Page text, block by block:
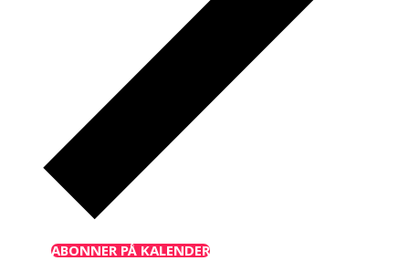
ABONNER PÅ KALENDER